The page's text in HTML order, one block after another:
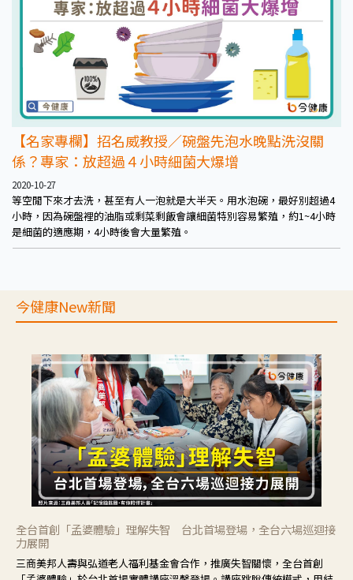
【名家專欄】招名威教授／碗盤先泡水晚點洗沒關
係？專家：放超過４小時細菌大爆增
2020-10-27
等空閒下來才去洗，甚至有人一泡就是大半天。用水泡碗，最好別超過4
小時，因為碗盤裡的油脂或剩菜剩飯會讓細菌特別容易繁殖，約1~4小時
是細菌的適應期，4小時後會大量繁殖。
今健康New新聞
全台首創「孟婆體驗」理解失智 台北首場登場，全台六場巡迴接
力展開
三商美邦人壽與弘道老人福利基金會合作，推廣失智關懷，全台首創